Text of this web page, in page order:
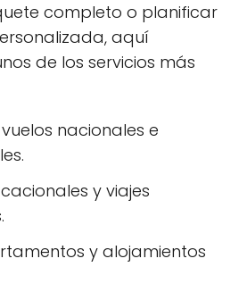
completo o planificar
aquí
de los servicios más
nacionales e
y viajes
y alojamientos